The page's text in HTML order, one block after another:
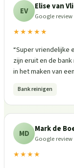
EV Elise van
Google review
★★★★★
“Super vriendelijke
zijn eruit en de
in het maken van
Bank reinigen
MD Mark de
Google review
★★★★